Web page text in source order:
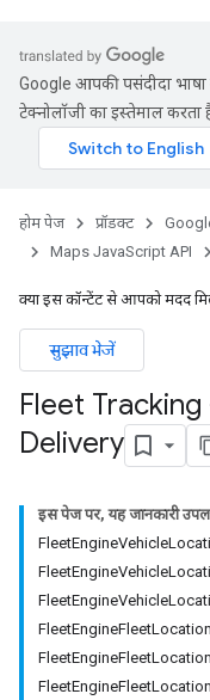
Google आपकी पसंदीदा
टेक्नोलॉजी का इस्तेमाल
होम पेज प्रॉडक्ट
Maps JavaScript API
क्या इस कॉन्टेंट से आपको मदद
सुझाव भेजें
Fleet
Delivery
इस पेज पर, यह जानकारी